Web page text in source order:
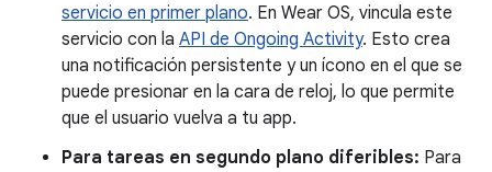
servicio en primer plano. En Wear OS, vincula este
servicio con la API de Ongoing Activity. Esto crea
una notificación persistente y un ícono en el que se
puede presionar en la cara de reloj, lo que permite
que el usuario vuelva a tu app.
Para tareas en segundo plano diferibles: Para